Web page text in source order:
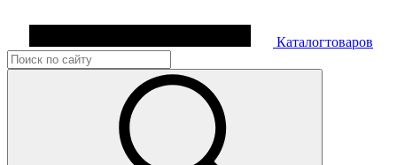
Каталогтоваров